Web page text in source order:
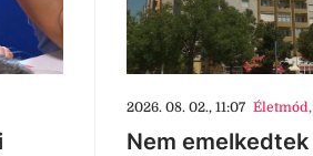
2026. 08. 02., 11:07 Életmód,
Nem